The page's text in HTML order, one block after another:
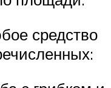
средство